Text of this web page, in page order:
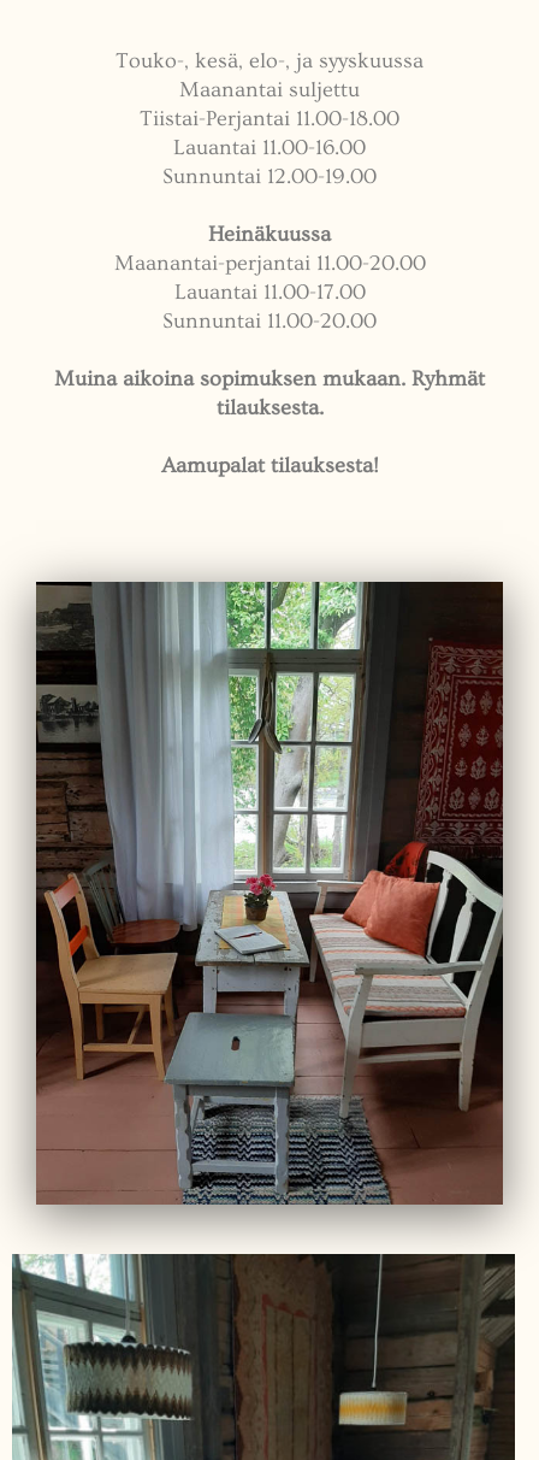
Touko-, kesä, elo-, ja syyskuussa
Maanantai suljettu
Tiistai-Perjantai 11.00-18.00
Lauantai 11.00-16.00
Sunnuntai 12.00-19.00
Heinäkuussa
Maanantai-perjantai 11.00-20.00
Lauantai 11.00-17.00
Sunnuntai 11.00-20.00
Muina aikoina sopimuksen mukaan. Ryhmät
tilauksesta.
Aamupalat tilauksesta!